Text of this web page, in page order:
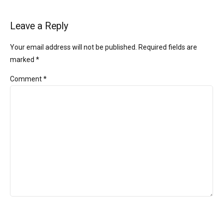
Leave a Reply
Your email address will not be published. Required fields are
marked *
Comment*